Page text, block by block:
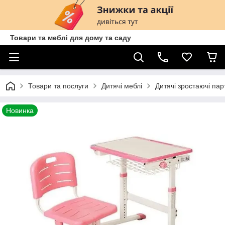
Товари та меблі для дому та саду
Товари та послуги Дитячі меблі Дитячі зростаючі
Новинка